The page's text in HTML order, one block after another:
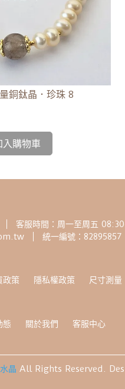
銅鈦晶．珍珠 8
入購物車
客服時間：周一至周五
統一編號：82895857
政策 隱私權政策 尺寸測量
態 關於我們 客服中心
晶 All Rights Reserved.